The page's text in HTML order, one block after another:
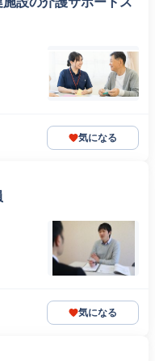
気になる
気になる